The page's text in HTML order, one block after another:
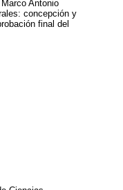
Antonio
concepción y
final del